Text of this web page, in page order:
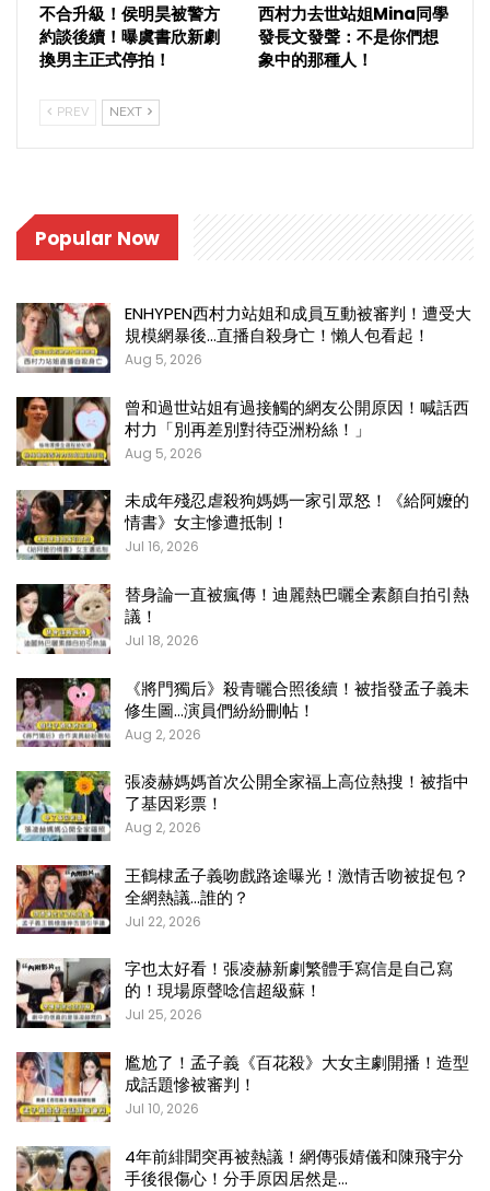
不合升級！侯明昊被警方
約談後續！曝虞書欣新劇
換男主正式停拍！
西村力去世站姐Mina同學
發長文發聲：不是你們想
象中的那種人！
PREV NEXT
Popular Now
ENHYPEN西村力站姐和成員互動被審判！遭受大
規模網暴後…直播自殺身亡！懶人包看起！
Aug 5, 2026
曾和過世站姐有過接觸的網友公開原因！喊話西
村力「別再差別對待亞洲粉絲！」
Aug 5, 2026
未成年殘忍虐殺狗媽媽一家引眾怒！《給阿嬤的
情書》女主慘遭抵制！
Jul 16, 2026
替身論一直被瘋傳！迪麗熱巴曬全素顏自拍引熱
議！
Jul 18, 2026
《將門獨后》殺青曬合照後續！被指發孟子義未
修生圖…演員們紛紛刪帖！
Aug 2, 2026
張凌赫媽媽首次公開全家福上高位熱搜！被指中
了基因彩票！
Aug 2, 2026
王鶴棣孟子義吻戲路途曝光！激情舌吻被捉包？
全網熱議…誰的？
Jul 22, 2026
字也太好看！張凌赫新劇繁體手寫信是自己寫
的！現場原聲唸信超級蘇！
Jul 25, 2026
尷尬了！孟子義《百花殺》大女主劇開播！造型
成話題慘被審判！
Jul 10, 2026
4年前緋聞突再被熱議！網傳張婧儀和陳飛宇分
手後很傷心！分手原因居然是…